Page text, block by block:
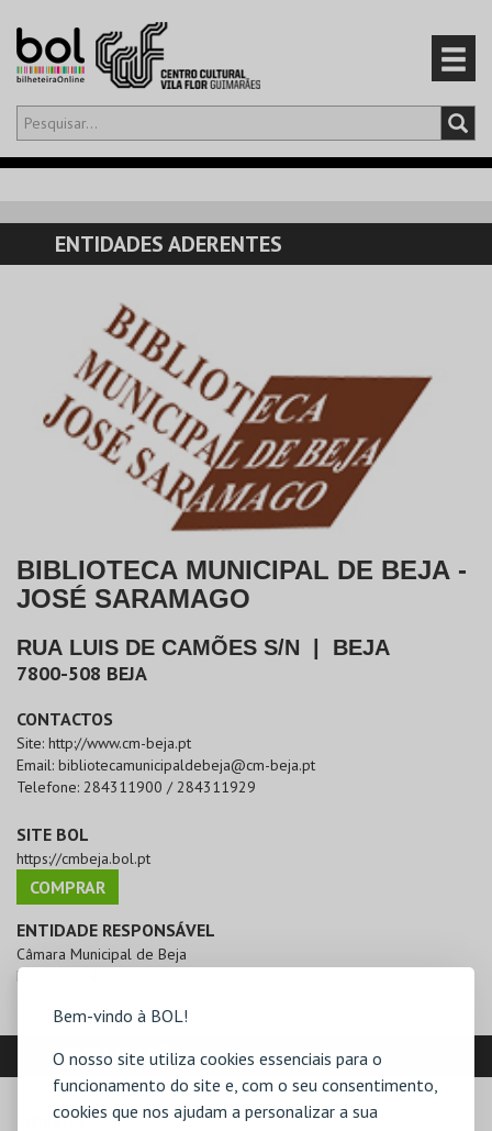
Bem-vindo à BOL!
O nosso site utiliza cookies essenciais para o
funcionamento do site e, com o seu consentimento,
cookies que nos ajudam a personalizar a sua
Olá,iniciar sessão
CARRINHO
EVENTOS
CARTÕES
PRODUTOS
ENTIDADES ADERENTES
BIBLIOTECA MUNICIPAL DE BEJA -
JOSÉ SARAMAGO
RUA LUIS DE CAMÕES S/N BEJA
7800-508 BEJA
CONTACTOS
Site: http://www.cm-beja.pt
Email: bibliotecamunicipaldebeja@cm-beja.pt
Telefone: 284311900 / 284311929
SITE BOL
https://cmbeja.bol.pt
COMPRAR
ENTIDADE RESPONSÁVEL
Câmara Municipal de Beja
NIF:
LOCALIZAÇÃO
MORADA